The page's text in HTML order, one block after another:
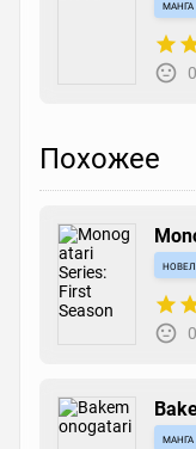
манга
0
Похожее
0
манга